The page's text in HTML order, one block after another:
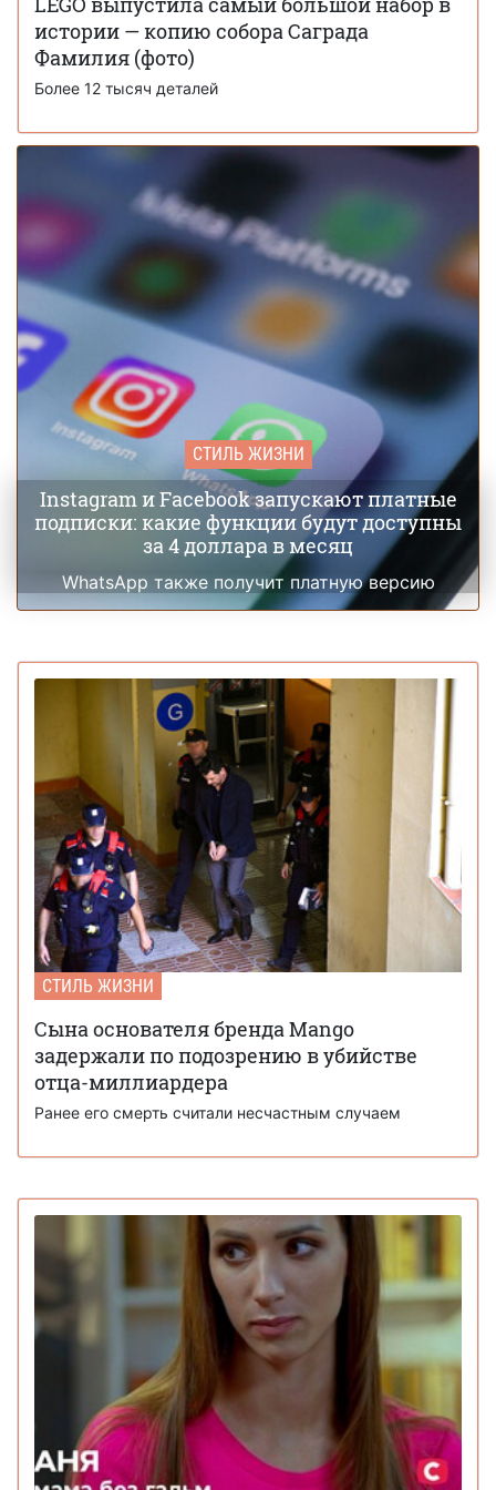
27 ноября 15:51 У средневековых крестьян было больше
отпусков, чем у людей в 2025 году, — историки
истории — копию собора Саграда
Фамилия (фото)
Более 12 тысяч деталей
СТИЛЬ ЖИЗНИ
Instagram и Facebook запускают платные
подписки: какие функции будут доступны
за 4 доллара в месяц
WhatsApp также получит платную версию
СТИЛЬ ЖИЗНИ
Сына основателя бренда Mango
задержали по подозрению в убийстве
отца-миллиардера
Ранее его смерть считали несчастным случаем